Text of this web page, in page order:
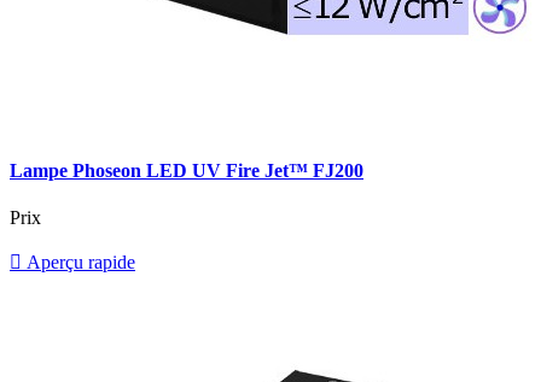
Lampe Phoseon LED UV Fire Jet™ FJ200
Prix
 Aperçu rapide